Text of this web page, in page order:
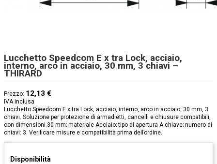
Lucchetto Speedcom E x tra Lock, acciaio,
interno, arco in acciaio, 30 mm, 3 chiavi –
THIRARD
Prezzo: 12,13 €
IVA inclusa
Lucchetto Speedcom E x tra Lock, acciaio, interno, arco in acciaio, 30 mm, 3
chiavi. Soluzione per protezione di armadietti, cancelli e chiusure compatibili,
con dimensioni 30 mm; materiale Acciaio; tipo di apertura A chiave; numero di
chiavi: 3. Verificare misure e compatibilità prima dell’ordine.
Disponibilità